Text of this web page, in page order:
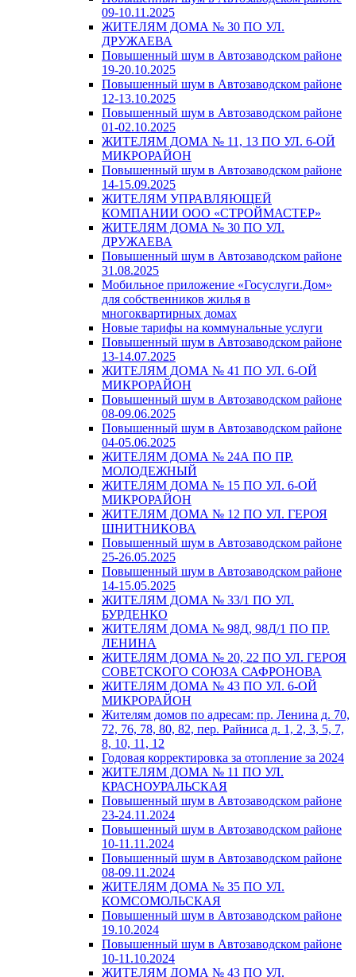
09-10.11.2025
ЖИТЕЛЯМ ДОМА № 30 ПО УЛ.
ДРУЖАЕВА
Повышенный шум в Автозаводском районе
19-20.10.2025
Повышенный шум в Автозаводском районе
12-13.10.2025
Повышенный шум в Автозаводском районе
01-02.10.2025
ЖИТЕЛЯМ ДОМА № 11, 13 ПО УЛ. 6-ОЙ
МИКРОРАЙОН
Повышенный шум в Автозаводском районе
14-15.09.2025
ЖИТЕЛЯМ УПРАВЛЯЮЩЕЙ
КОМПАНИИ ООО «СТРОЙМАСТЕР»
ЖИТЕЛЯМ ДОМА № 30 ПО УЛ.
ДРУЖАЕВА
Повышенный шум в Автозаводском районе
31.08.2025
Мобильное приложение «Госуслуги.Дом»
для собственников жилья в
многоквартирных домах
Новые тарифы на коммунальные услуги
Повышенный шум в Автозаводском районе
13-14.07.2025
ЖИТЕЛЯМ ДОМА № 41 ПО УЛ. 6-ОЙ
МИКРОРАЙОН
Повышенный шум в Автозаводском районе
08-09.06.2025
Повышенный шум в Автозаводском районе
04-05.06.2025
ЖИТЕЛЯМ ДОМА № 24А ПО ПР.
МОЛОДЕЖНЫЙ
ЖИТЕЛЯМ ДОМА № 15 ПО УЛ. 6-ОЙ
МИКРОРАЙОН
ЖИТЕЛЯМ ДОМА № 12 ПО УЛ. ГЕРОЯ
ШНИТНИКОВА
Повышенный шум в Автозаводском районе
25-26.05.2025
Повышенный шум в Автозаводском районе
14-15.05.2025
ЖИТЕЛЯМ ДОМА № 33/1 ПО УЛ.
БУРДЕНКО
ЖИТЕЛЯМ ДОМА № 98Д, 98Д/1 ПО ПР.
ЛЕНИНА
ЖИТЕЛЯМ ДОМА № 20, 22 ПО УЛ. ГЕРОЯ
СОВЕТСКОГО СОЮЗА САФРОНОВА
ЖИТЕЛЯМ ДОМА № 43 ПО УЛ. 6-ОЙ
МИКРОРАЙОН
Жителям домов по адресам: пр. Ленина д. 70,
72, 76, 78, 80, 82, пер. Райниса д. 1, 2, 3, 5, 7,
8, 10, 11, 12
Годовая корректировка за отопление за 2024
ЖИТЕЛЯМ ДОМА № 11 ПО УЛ.
КРАСНОУРАЛЬСКАЯ
Повышенный шум в Автозаводском районе
23-24.11.2024
Повышенный шум в Автозаводском районе
10-11.11.2024
Повышенный шум в Автозаводском районе
08-09.11.2024
ЖИТЕЛЯМ ДОМА № 35 ПО УЛ.
КОМСОМОЛЬСКАЯ
Повышенный шум в Автозаводском районе
19.10.2024
Повышенный шум в Автозаводском районе
10-11.10.2024
ЖИТЕЛЯМ ДОМА № 43 ПО УЛ.